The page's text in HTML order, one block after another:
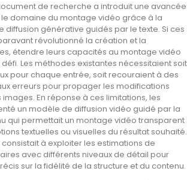
de recherche a introduit une avancée
domaine du montage vidéo grâce à la
diffusion générative guidés par le texte. Si ces
révolutionné la création et la
étendre leurs capacités au montage vidéo
Les méthodes existantes nécessitaient soit
pour chaque entrée, soit recouraient à des
erreurs pour propager les modifications
images. En réponse à ces limitations, les
un modèle de diffusion vidéo guidé par la
qui permettait un montage vidéo transparent
textuelles ou visuelles du résultat souhaité.
à exploiter les estimations de
avec différents niveaux de détail pour
sur la fidélité de la structure et du contenu.